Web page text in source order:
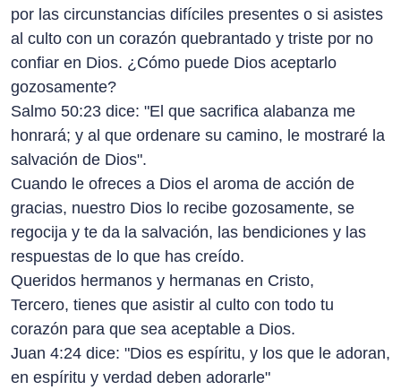
por las circunstancias difíciles presentes o si asistes
al culto con un corazón quebrantado y triste por no
confiar en Dios. ¿Cómo puede Dios aceptarlo
gozosamente?
Salmo 50:23 dice: "El que sacrifica alabanza me
honrará; y al que ordenare su camino, le mostraré la
salvación de Dios".
Cuando le ofreces a Dios el aroma de acción de
gracias, nuestro Dios lo recibe gozosamente, se
regocija y te da la salvación, las bendiciones y las
respuestas de lo que has creído.
Queridos hermanos y hermanas en Cristo,
Tercero, tienes que asistir al culto con todo tu
corazón para que sea aceptable a Dios.
Juan 4:24 dice: "Dios es espíritu, y los que le adoran,
en espíritu y verdad deben adorarle"